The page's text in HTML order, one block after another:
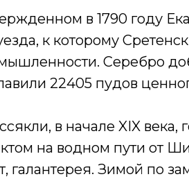
в 1790 году
к которому
Серебро
22405 пудов
в начале XIX
на водном пути от
галантерея. Зимой по